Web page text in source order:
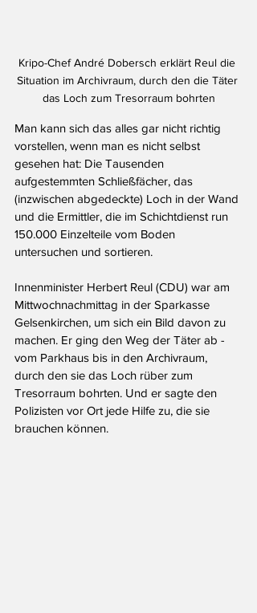
Kripo-Chef André Dobersch erklärt Reul die
Situation im Archivraum, durch den die Täter
das Loch zum Tresorraum bohrten
Man kann sich das alles gar nicht richtig
vorstellen, wenn man es nicht selbst
gesehen hat: Die Tausenden
aufgestemmten Schließfächer, das
(inzwischen abgedeckte) Loch in der Wand
und die Ermittler, die im Schichtdienst run
150.000 Einzelteile vom Boden
untersuchen und sortieren.
Innenminister Herbert Reul (CDU) war am
Mittwochnachmittag in der Sparkasse
Gelsenkirchen, um sich ein Bild davon zu
machen. Er ging den Weg der Täter ab -
vom Parkhaus bis in den Archivraum,
durch den sie das Loch rüber zum
Tresorraum bohrten. Und er sagte den
Polizisten vor Ort jede Hilfe zu, die sie
brauchen können.